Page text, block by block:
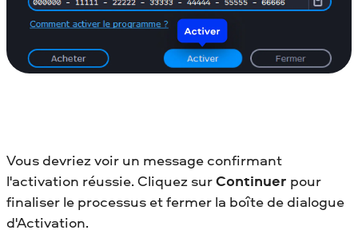
Vous devriez voir un message confirmant
l'activation réussie. Cliquez surContinuer pour
finaliser le processus et fermer la boîte de dialogue
d'Activation.